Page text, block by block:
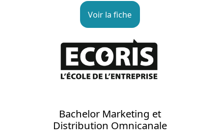
Voir la fiche
Bachelor Marketing et
Distribution Omnicanale